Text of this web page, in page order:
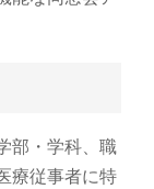
部・学科、職
療従事者に特